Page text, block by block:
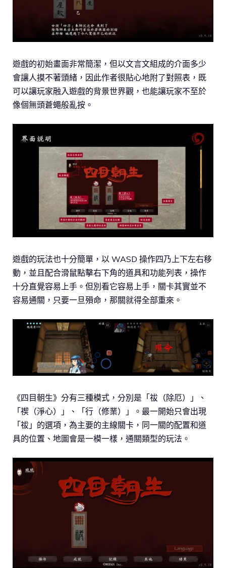
遊戲的初始畫面非常簡潔，但以文言文組成的介面多少
會讓人摸不著頭緒，因此作者很貼心地附了對照表，既
可以讓玩家融入遊戲的背景世界觀，也能讓玩家不至於
像個無頭蒼蠅般亂按。
遊戲的玩法也十分簡單，以 WASD 操作四乃上下左右移
動，並且配合滑鼠點擊右下角的道具和功能列表，操作
十分直覺容易上手。但別看它容易上手，關卡其實並不
容易通關，只要一旦殞命，那關就得全部重來。
《四目朝生》分有三種模式，分別是「祓（除厄）」、
「禊（淨心）」、「行（修業）」。最一開始只會出現
「祓」的選項，為主要的主線關卡，同一關的配置和道
具的位置、地圖會是一模一樣，通關類型的玩法。